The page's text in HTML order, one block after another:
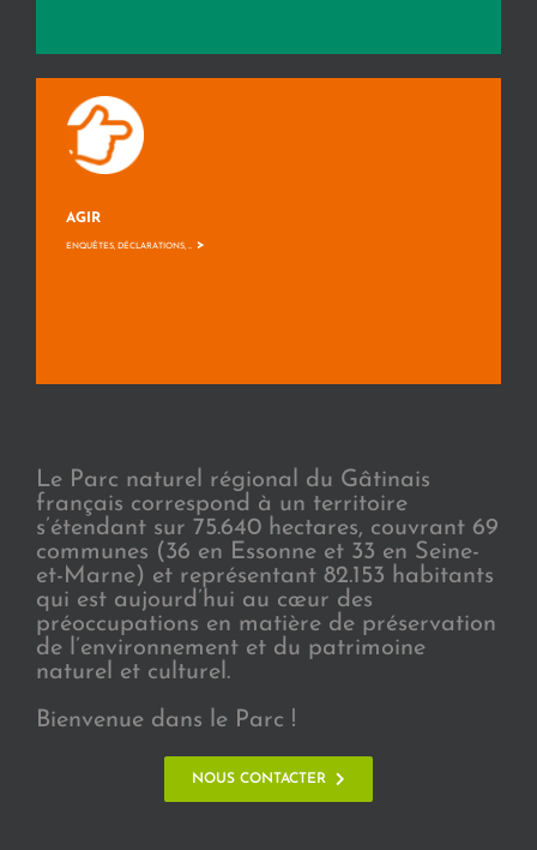
AGIR
ENQUÊTES, DÉCLARATIONS, ... >
Le Parc naturel régional du Gâtinais
français correspond à un territoire
s’étendant sur 75.640 hectares, couvrant 69
communes (36 en Essonne et 33 en Seine-
et-Marne) et représentant 82.153 habitants
qui est aujourd’hui au cœur des
préoccupations en matière de préservation
de l’environnement et du patrimoine
naturel et culturel.
Bienvenue dans le Parc !
NOUS CONTACTER